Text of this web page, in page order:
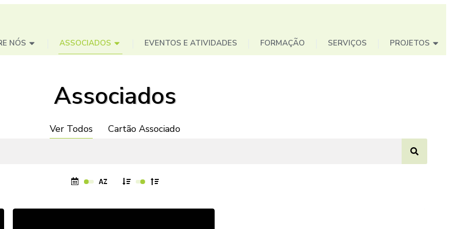
NÓS ASSOCIADOS EVENTOS E ATIVIDADES FORMAÇÃO SERVIÇOS PROJETOS
Associados
Ver Todos Cartão Associado